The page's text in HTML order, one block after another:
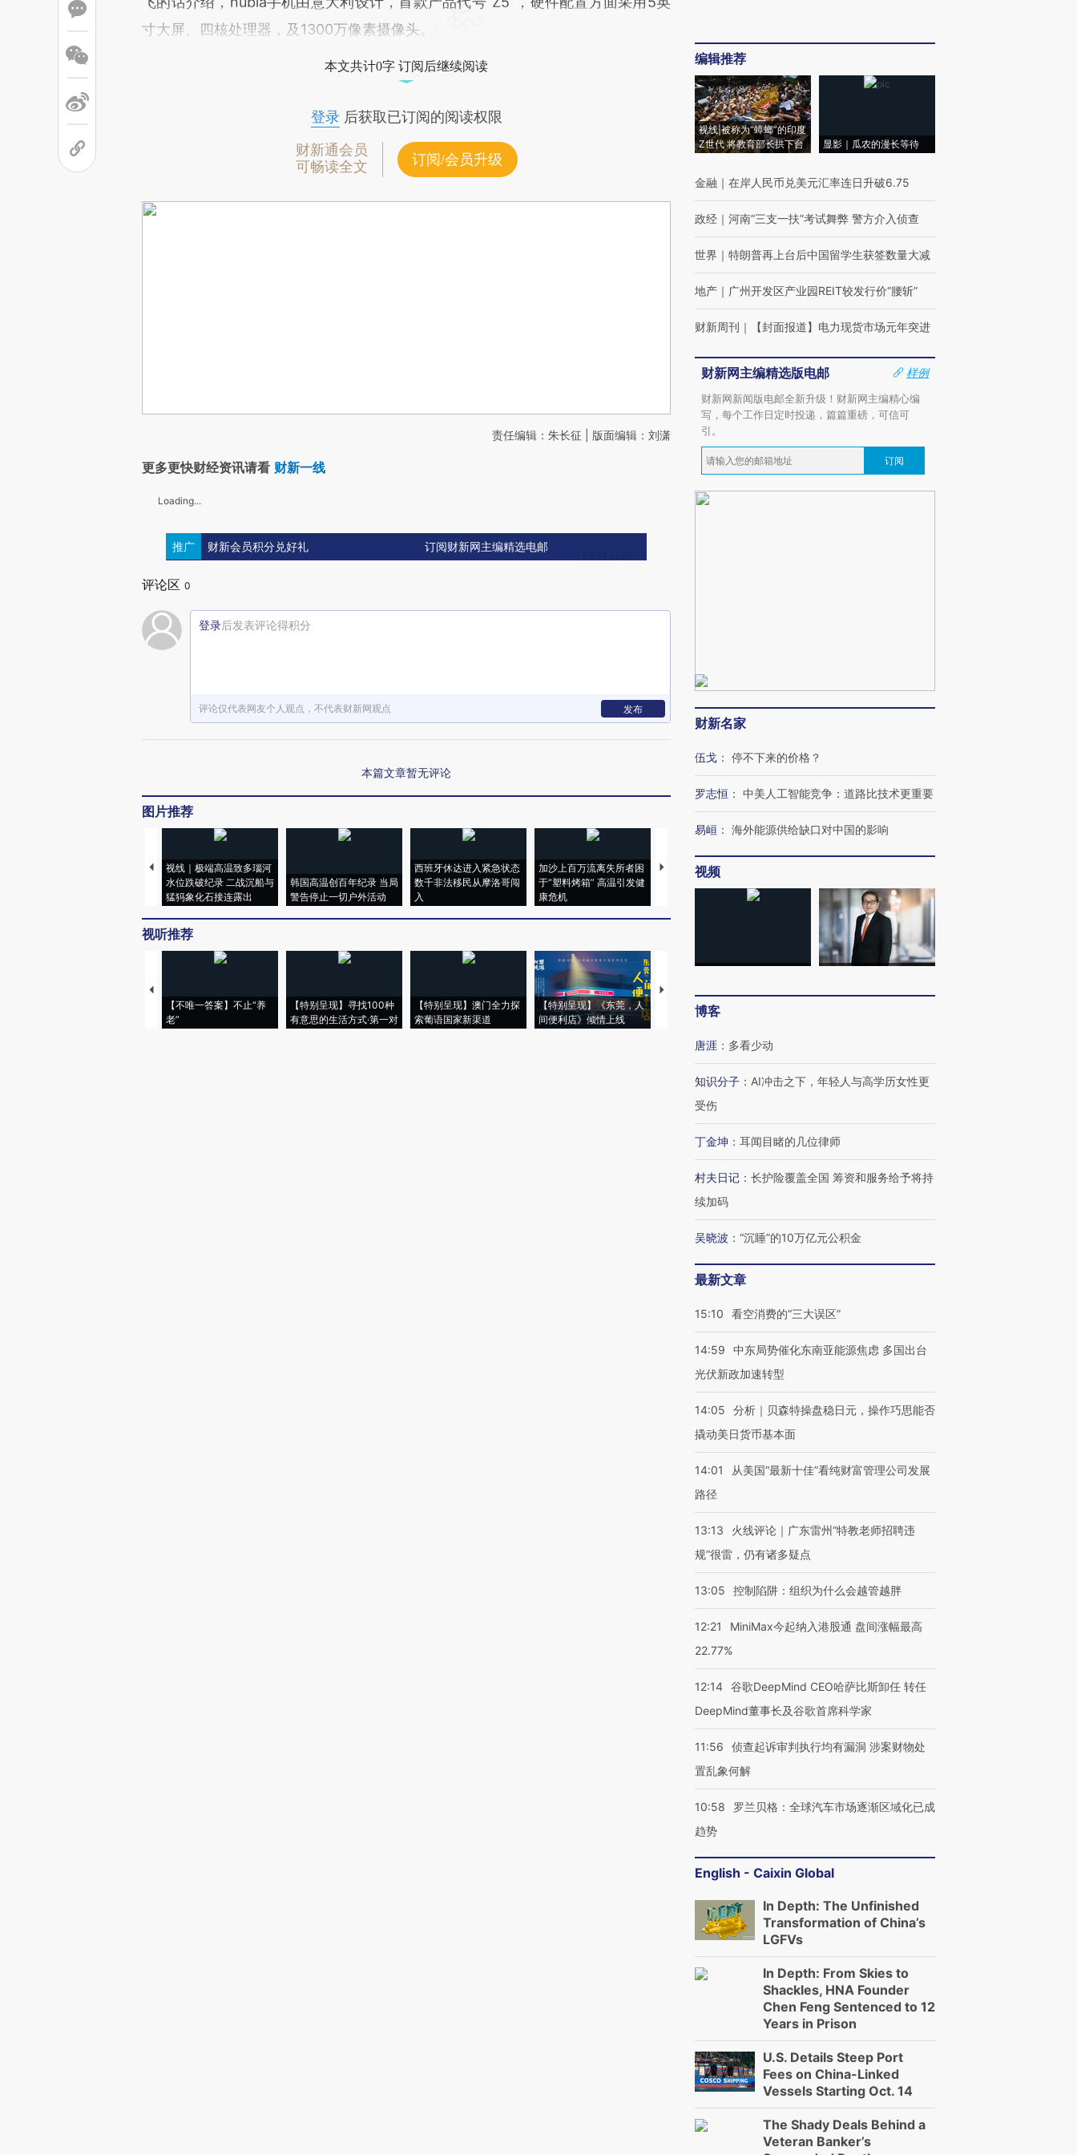
寸大屏、四核处理器，及1300万像素摄像头。
本文共计0字 订阅后继续阅读
登录后获取已订阅的阅读权限
财新通会员
可畅读全文
订阅/会员升级
责任编辑：朱长征 | 版面编辑：刘潇
更多更快财经资讯请看 财新一线
Loading...
推广 财新会员积分兑好礼 订阅财新网主编精选电邮
评论区 0
登录后发表评论得积分
评论仅代表网友个人观点，不代表财新网观点 发布
本篇文章暂无评论
图片推荐
视线｜极端高温致多瑙河
水位跌破纪录 二战沉船与
猛犸象化石接连露出
韩国高温创百年纪录 当局
警告停止一切户外活动
西班牙休达进入紧急状态
数千非法移民从摩洛哥闯
入
加沙上百万流离失所者困
于“塑料烤箱” 高温引发健
康危机
马航飞行员跨国走私7万
粒摇头丸 尿检体内含3种
心“花钱找虐”？
要防空导弹“救急”
视听推荐
【不唯一答案】不止“养
老”
【特别呈现】寻找100种
有意思的生活方式·第一对
【特别呈现】澳门全力探
索葡语国家新渠道
【特别呈现】《东莞，人
间便利店》倾情上线
【推广】走进第四届链博
会，让数智科技“链”接产
编辑推荐
视线|被称为“蟑螂”的印度
Z世代 将教育部长拱下台
显影｜瓜农的漫长等待
金融 ｜ 在岸人民币兑美元汇率连日升破6.75
政经 ｜ 河南“三支一扶”考试舞弊 警方介入侦查
世界 ｜ 特朗普再上台后中国留学生获签数量大减
地产 ｜ 广州开发区产业园REIT较发行价“腰斩”
财新周刊 ｜ 【封面报道】电力现货市场元年突进
财新网主编精选版电邮
样例
财新网新闻版电邮全新升级！财新网主编精心编
写，每个工作日定时投递，篇篇重磅，可信可
引。
订阅
财新名家
伍戈 ： 停不下来的价格？
罗志恒 ： 中美人工智能竞争：道路比技术更重要
易峘 ： 海外能源供给缺口对中国的影响
视频
博客
唐涯 ： 多看少动
知识分子 ： AI冲击之下，年轻人与高学历女性更
受伤
丁金坤 ： 耳闻目睹的几位律师
村夫日记 ： 长护险覆盖全国 筹资和服务给予将持
续加码
吴晓波 ： “沉睡”的10万亿元公积金
最新文章
15:10 看空消费的“三大误区”
14:59
中东局势催化东南亚能源焦虑 多国出台
光伏新政加速转型
14:05
分析｜贝森特操盘稳日元，操作巧思能否
撬动美日货币基本面
14:01
从美国“最新十佳”看纯财富管理公司发展
路径
13:13
火线评论｜广东雷州“特教老师招聘违
规”很雷，仍有诸多疑点
13:05 控制陷阱：组织为什么会越管越胖
12:21
MiniMax今起纳入港股通 盘间涨幅最高
22.77%
12:14 谷歌DeepMind CEO哈萨比斯卸任 转任
DeepMind董事长及谷歌首席科学家
11:56
侦查起诉审判执行均有漏洞 涉案财物处
置乱象何解
10:58
罗兰贝格：全球汽车市场逐渐区域化已成
趋势
English - Caixin Global
In Depth: The Unfinished
Transformation of China’s
LGFVs
In Depth: From Skies to
Shackles, HNA Founder
Chen Feng Sentenced to 12
Years in Prison
U.S. Details Steep Port
Fees on China-Linked
Vessels Starting Oct. 14
The Shady Deals Behind a
Veteran Banker’s